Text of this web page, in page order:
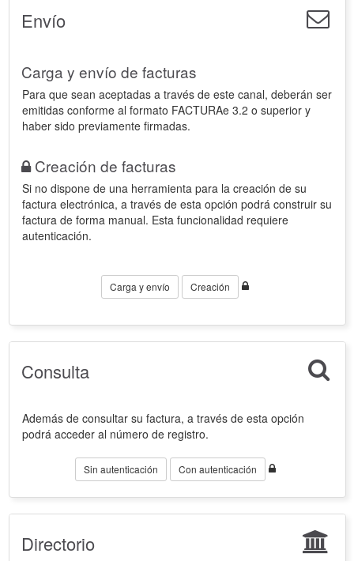
Envío
Carga y envío de facturas
Para que sean aceptadas a través de este canal, deberán ser
emitidas conforme al formato FACTURAe 3.2 o superior y
haber sido previamente firmadas.
Creación de facturas
Si no dispone de una herramienta para la creación de su
factura electrónica, a través de esta opción podrá construir su
factura de forma manual. Esta funcionalidad requiere
autenticación.
Carga y envío Creación
Consulta
Además de consultar su factura, a través de esta opción
podrá acceder al número de registro.
Sin autenticación Con autenticación
Directorio